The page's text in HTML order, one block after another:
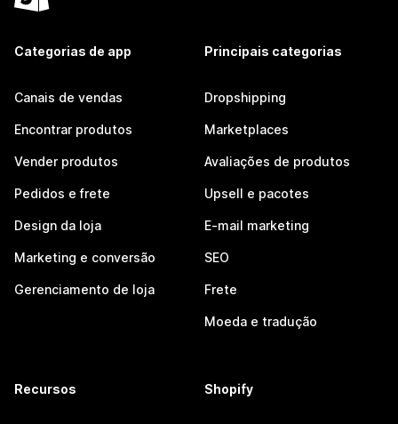
Categorias de app
Canais de vendas
Encontrar produtos
Vender produtos
Pedidos e frete
Design da loja
Marketing e conversão
Gerenciamento de loja
Principais categorias
Dropshipping
Marketplaces
Avaliações de produtos
Upsell e pacotes
E-mail marketing
SEO
Frete
Moeda e tradução
Recursos Shopify